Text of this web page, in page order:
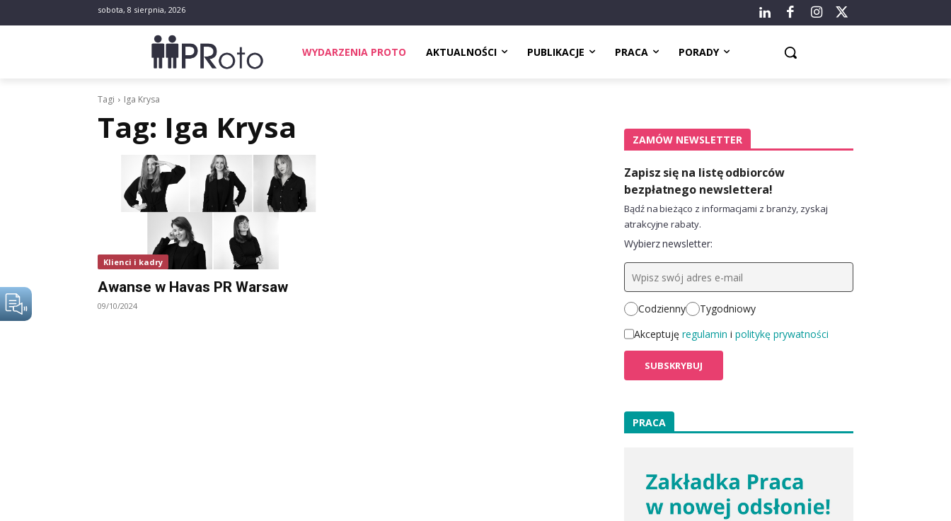
sobota, 8 sierpnia, 2026
WYDARZENIA PROTO AKTUALNOŚCI PUBLIKACJE PRACA PORADY
Tagi Iga Krysa
Tag: Iga Krysa
Klienci i kadry
Awanse w Havas PR Warsaw
09/10/2024
ZAMÓW NEWSLETTER
Zapisz się na listę odbiorców
bezpłatnego newslettera!
Bądź na bieżąco z informacjami z branży, zyskaj
atrakcyjne rabaty.
Wybierz newsletter:
Codzienny
Tygodniowy
Akceptuję regulamin i politykę prywatności
PRACA